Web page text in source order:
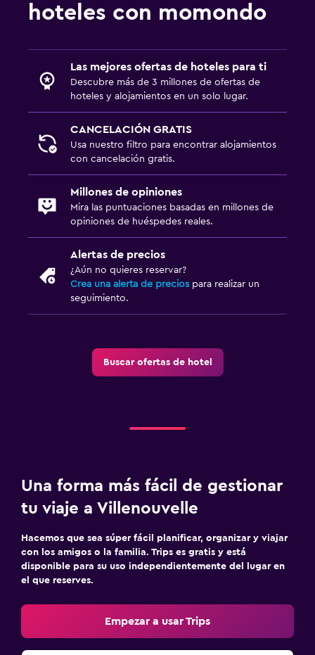
hoteles con momondo
Las mejores ofertas de hoteles para ti
Descubre más de 3 millones de ofertas de
hoteles y alojamientos en un solo lugar.
CANCELACIÓN GRATIS
Usa nuestro filtro para encontrar alojamientos
con cancelación gratis.
Millones de opiniones
Mira las puntuaciones basadas en millones de
opiniones de huéspedes reales.
Alertas de precios
¿Aún no quieres reservar?
Crea una alerta de precios para realizar un
seguimiento.
Buscar ofertas de hotel
Una forma más fácil de gestionar
tu viaje a Villenouvelle
Hacemos que sea súper fácil planificar, organizar y viajar
con los amigos o la familia. Trips es gratis y está
disponible para su uso independientemente del lugar en
el que reserves.
Empezar a usar Trips